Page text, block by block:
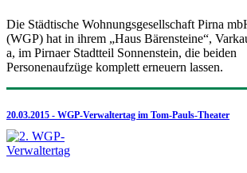
Die Städtische Wohnungsgesellschaft Pirna
(WGP) hat in ihrem „Haus Bärensteine“,
a, im Pirnaer Stadtteil Sonnenstein, die beiden
Personenaufzüge komplett erneuern lassen.
20.03.2015 - WGP-Verwaltertag im Tom-Pauls-Theater